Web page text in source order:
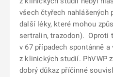
všech čtyřech nahlášených
další léky, které mohou
sertralin, trazodon). Oproti
v 67 případech spontánně a
z klinických studií. PhVWP
dobrý důkaz příčinné